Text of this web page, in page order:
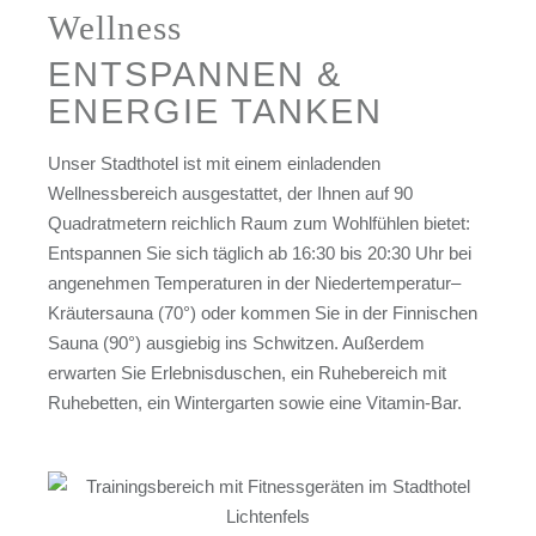
Wellness
ENTSPANNEN &
ENERGIE TANKEN
Unser Stadthotel ist mit einem einladenden
Wellnessbereich ausgestattet, der Ihnen auf 90
Quadratmetern reichlich Raum zum Wohlfühlen bietet:
Entspannen Sie sich täglich ab 16:30 bis 20:30 Uhr bei
angenehmen Temperaturen in der Niedertemperatur–
Kräutersauna (70°) oder kommen Sie in der Finnischen
Sauna (90°) ausgiebig ins Schwitzen. Außerdem
erwarten Sie Erlebnisduschen, ein Ruhebereich mit
Ruhebetten, ein Wintergarten sowie eine Vitamin-Bar.